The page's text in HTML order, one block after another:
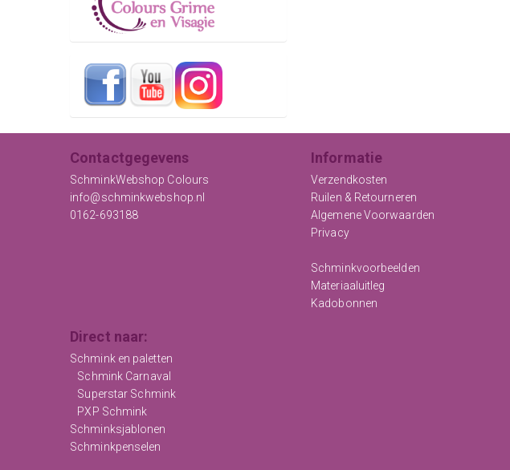
Contactgegevens
SchminkWebshop Colours
info@schminkwebshop.nl
0162-693188
Informatie
Verzendkosten
Ruilen & Retourneren
Algemene Voorwaarden
Privacy
Schminkvoorbeelden
Materiaaluitleg
Kadobonnen
Direct naar:
Schmink en paletten
Schmink Carnaval
Superstar Schmink
PXP Schmink
Schminksjablonen
Schminkpenselen